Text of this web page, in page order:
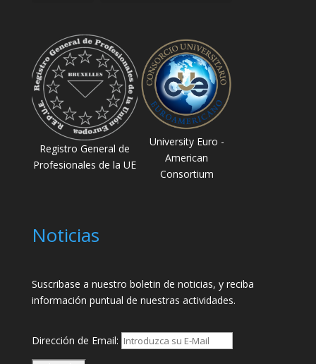
Registro General de
Profesionales de la UE
University Euro -
American
Consortium
Noticias
Suscribase a nuestro boletin de noticias, y reciba
información puntual de nuestras actividades.
Dirección de Email: